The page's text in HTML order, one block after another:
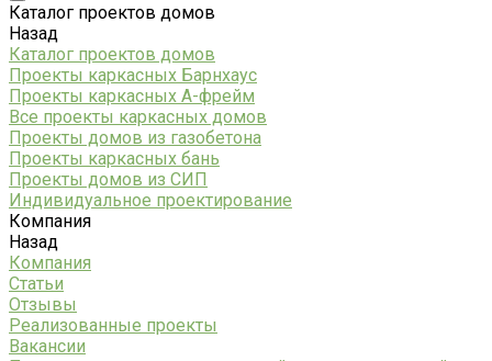
Каталог проектов домов
Назад
Каталог проектов домов
Проекты каркасных Барнхаус
Проекты каркасных А-фрейм
Все проекты каркасных домов
Проекты домов из газобетона
Проекты каркасных бань
Проекты домов из СИП
Индивидуальное проектирование
Компания
Назад
Компания
Статьи
Отзывы
Реализованные проекты
Вакансии